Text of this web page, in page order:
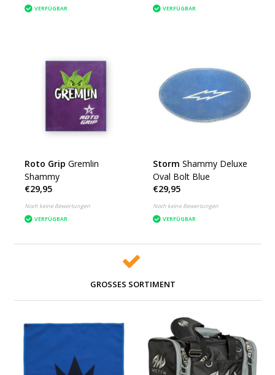
VERFÜGBAR
VERFÜGBAR
Roto Grip Gremlin
Shammy
€29,95
Noch keine Bewertungen
VERFÜGBAR
Storm Shammy Deluxe
Oval Bolt Blue
€29,95
Noch keine Bewertungen
VERFÜGBAR
GROSSES SORTIMENT